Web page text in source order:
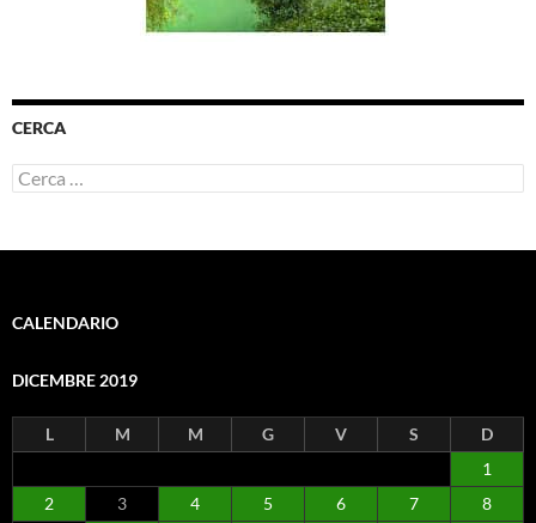
CERCA
Ricerca
per:
CALENDARIO
DICEMBRE 2019
L M M G V S
D
1
2
3 4 5 6 7
8